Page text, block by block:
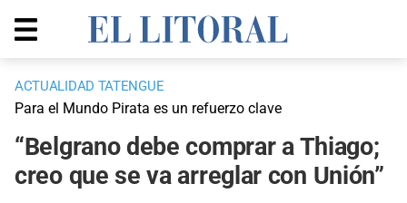
ACTUALIDAD TATENGUE
Para el Mundo Pirata es un refuerzo clave
“Belgrano debe comprar a Thiago;
creo que se va arreglar con Unión”